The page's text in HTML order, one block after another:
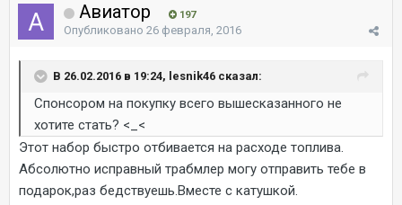
Авиатор 197
Опубликовано 26 февраля, 2016
В 26.02.2016 в 19:24, lesnik46 сказал:
Спонсором на покупку всего вышесказанного не
хотите стать? <_<
Этот набор быстро отбивается на расходе топлива.
Абсолютно исправный трабмлер могу отправить тебе в
подарок,раз бедствуешь.Вместе с катушкой.